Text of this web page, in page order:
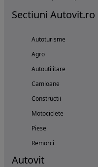
Sectiuni Autovit.ro
Autoturisme
Agro
Autoutilitare
Camioane
Constructii
Motociclete
Piese
Remorci
Autovit